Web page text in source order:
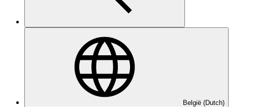
België (Dutch)